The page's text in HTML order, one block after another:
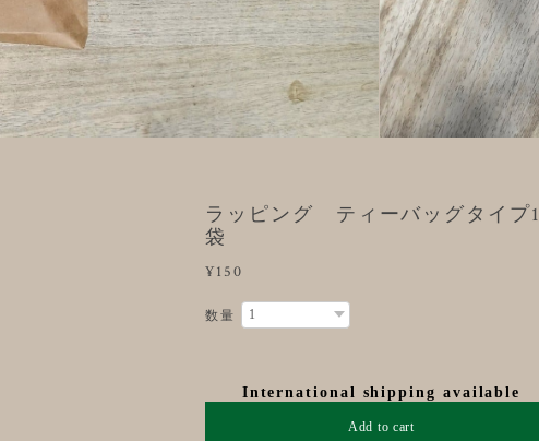
ラッピング ティーバッグタイプ1
袋
¥150
数量
International shipping available
Add to cart